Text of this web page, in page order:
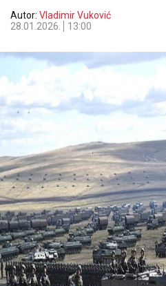
Autor: Vladimir Vuković
28.01.2026.
13:00